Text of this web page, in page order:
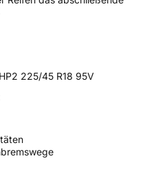
225/45 R18 95V